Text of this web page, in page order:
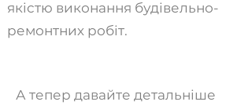
якістю виконання будівельно-
ремонтних робіт.
А тепер давайте детальніше